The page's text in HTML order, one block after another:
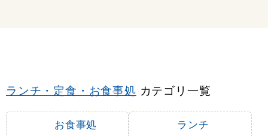
ランチ・定食・お食事処 カテゴリ一覧
お食事処 ランチ